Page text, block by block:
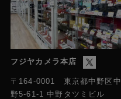
フジヤカメラ本店
〒164-0001 東京都中野区中
野5-61-1 中野タツミビル